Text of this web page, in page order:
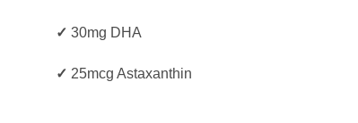
✓ 30mg DHA
✓ 25mcg Astaxanthin